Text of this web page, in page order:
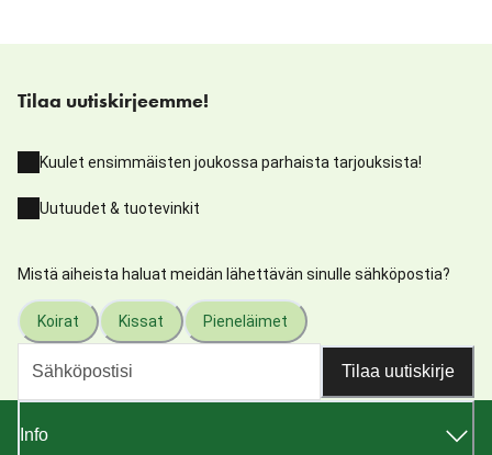
Tilaa uutiskirjeemme!
Kuulet ensimmäisten joukossa parhaista tarjouksista!
Uutuudet & tuotevinkit
Mistä aiheista haluat meidän lähettävän sinulle sähköpostia?
Koirat Kissat Pieneläimet
Tilaa uutiskirje
Info